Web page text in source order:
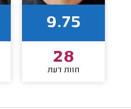
9.75
28
חוות דעת